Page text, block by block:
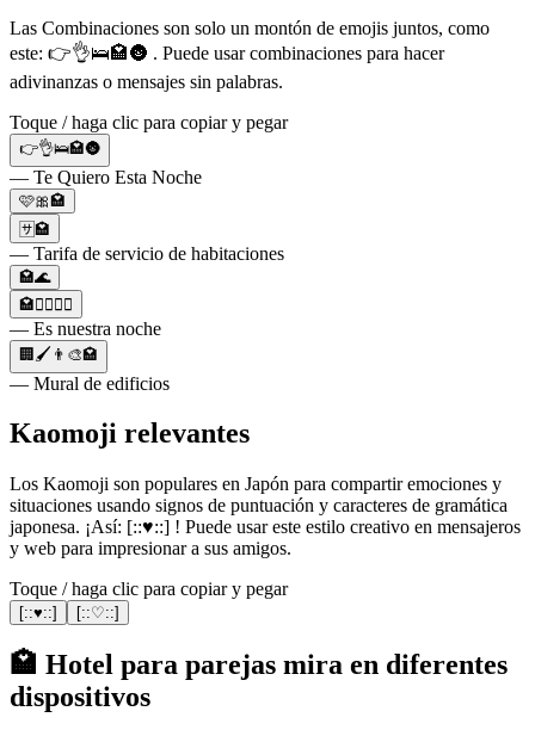
Las Combinaciones son solo un montón de emojis juntos, como
este: 👉👌🛌🏩🌚 . Puede usar combinaciones para hacer
adivinanzas o mensajes sin palabras.
Toque / haga clic para copiar y pegar
👉👌🛌🏩🌚
— Te Quiero Esta Noche
🩷🎀🏩
🈂️🏩
— Tarifa de servicio de habitaciones
🏩🌊
🏩👩‍❤️‍💋‍👨
— Es nuestra noche
🏢🖌👨‍🎨🏩
— Mural de edificios
Kaomoji relevantes
Los Kaomoji son populares en Japón para compartir emociones y
situaciones usando signos de puntuación y caracteres de gramática
japonesa. ¡Así: [::♥::] ! Puede usar este estilo creativo en mensajeros
y web para impresionar a sus amigos.
Toque / haga clic para copiar y pegar
[::♥::] [::♡::]
🏩 Hotel para parejas mira en diferentes
dispositivos